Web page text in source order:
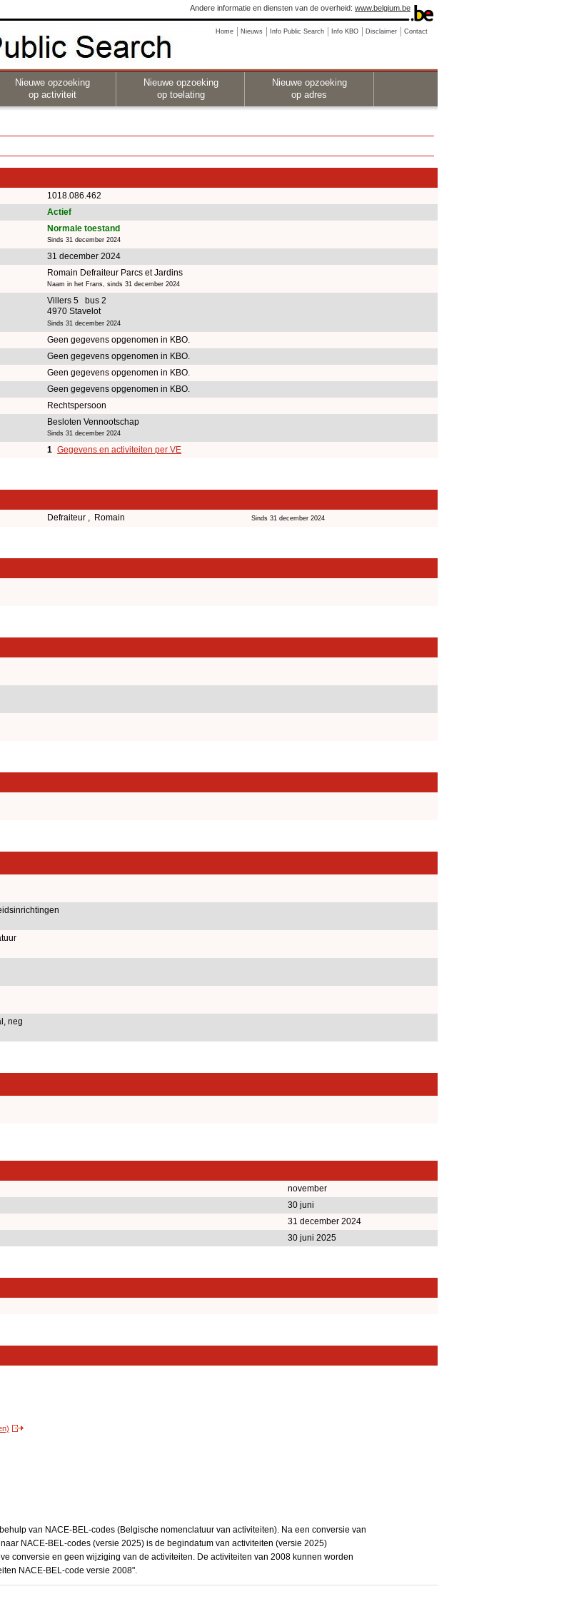
Andere informatie en diensten van de overheid: www.belgium.be
Home Nieuws Info Public Search Info KBO Disclaimer Contact
Nieuwe opzoeking
op activiteit
Nieuwe opzoeking
op toelating
Nieuwe opzoeking
op adres
1018.086.462
Actief
Normale toestand
Sinds 31 december 2024
31 december 2024
Romain Defraiteur Parcs et Jardins
Naam in het Frans, sinds 31 december 2024
Villers 5 bus 2
4970 Stavelot
Sinds 31 december 2024
Geen gegevens opgenomen in KBO.
Geen gegevens opgenomen in KBO.
Geen gegevens opgenomen in KBO.
Geen gegevens opgenomen in KBO.
Rechtspersoon
Besloten Vennootschap
Sinds 31 december 2024
1 Gegevens en activiteiten per VE
Defraiteur , Romain Sinds 31 december 2024
neg
november
30 juni
31 december 2024
30 juni 2025
van NACE-BEL-codes (Belgische nomenclatuur van activiteiten). Na een conversie van
NACE-BEL-codes (versie 2025) is de begindatum van activiteiten (versie 2025)
conversie en geen wijziging van de activiteiten. De activiteiten van 2008 kunnen worden
NACE-BEL-code versie 2008".